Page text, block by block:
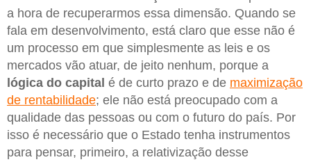
a hora de recuperarmos essa dimensão. Quando se
fala em desenvolvimento, está claro que esse não é
um processo em que simplesmente as leis e os
mercados vão atuar, de jeito nenhum, porque a
lógica do capital é de curto prazo e de maximização
de rentabilidade; ele não está preocupado com a
qualidade das pessoas ou com o futuro do país. Por
isso é necessário que o Estado tenha instrumentos
para pensar, primeiro, a relativização desse